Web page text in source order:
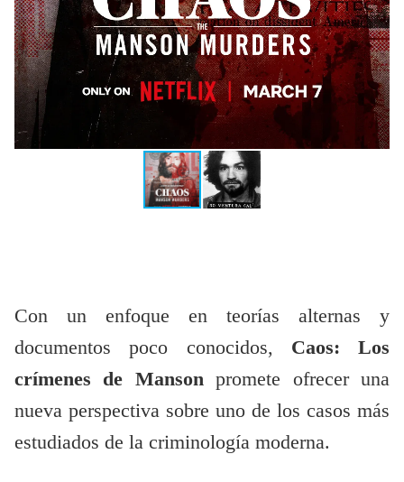
Con un enfoque en teorías alternas y
documentos poco conocidos, Caos: Los
crímenes de Mansonpromete ofrecer una
nueva perspectiva sobre uno de los casos más
estudiados de la criminología moderna.